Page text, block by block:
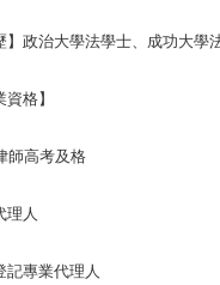
】政治大學法學士、成功大學
資格】
師高考及格
理人
記專業代理人